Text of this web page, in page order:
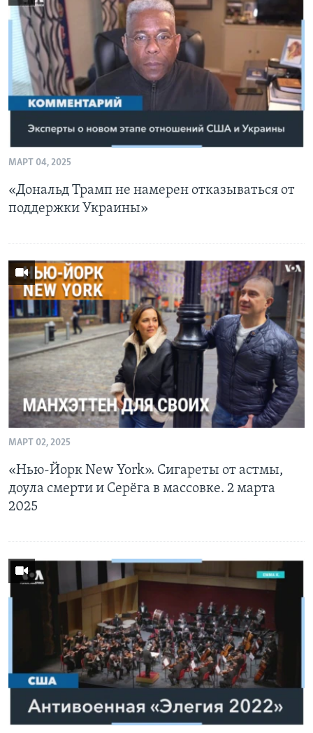
МАРТ 04, 2025
«Дональд Трамп не намерен отказываться от
поддержки Украины»
МАРТ 02, 2025
«Нью-Йорк New York». Сигареты от астмы,
доула смерти и Серёга в массовке. 2 марта
2025